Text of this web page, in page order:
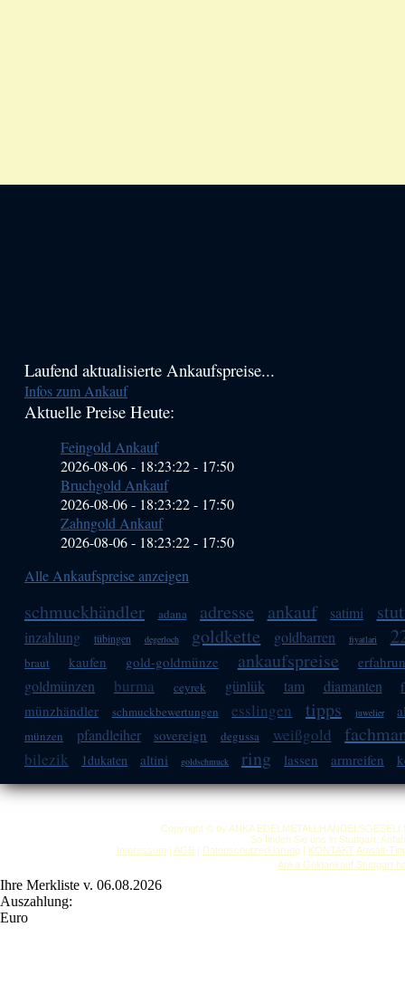
Haupt-
Sidebar
Laufend aktualisierte Ankaufspreise...
Infos zum Ankauf
Aktuelle Preise Heute:
Feingold Ankauf
2026-08-06 - 18:23:22- 17:50
Bruchgold Ankauf
2026-08-06 - 18:23:22- 17:50
Zahngold Ankauf
2026-08-06 - 18:23:22- 17:50
Alle Ankaufspreise anzeigen
schmuckhändler adana adresse ankauf satimi
inzahlung tübingen degerloch goldkette goldbarren fiyatlari
braut kaufen gold-goldmünze ankaufspreise
goldmünzen burma ceyrek günlük tam diamanten
münzhändler schmuckbewertungen esslingen tipps juwelier
münzen pfandleiher sovereign degussa weißgold
bilezik 1dukaten altini goldschmuck ring lassen armreifen
Copyright © by ANKA
So finden Sie uns in Stuttgart:
Impressum | AGB | Datenschutzerklärung | KONTAKT Anwalt-
Anka Goldankauf Stuttgart
Ihre Merkliste v. 06.08.2026
Auszahlung:
Euro